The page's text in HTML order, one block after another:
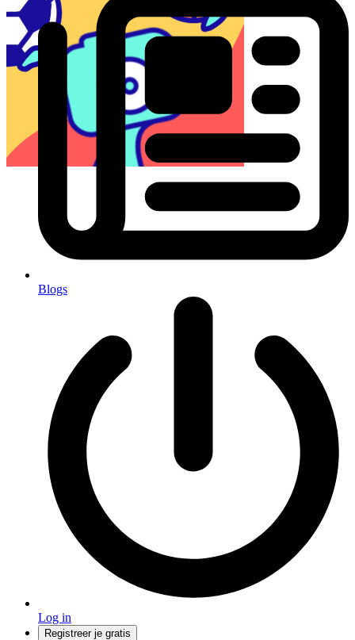
Blogs
Log in
Registreer je gratis